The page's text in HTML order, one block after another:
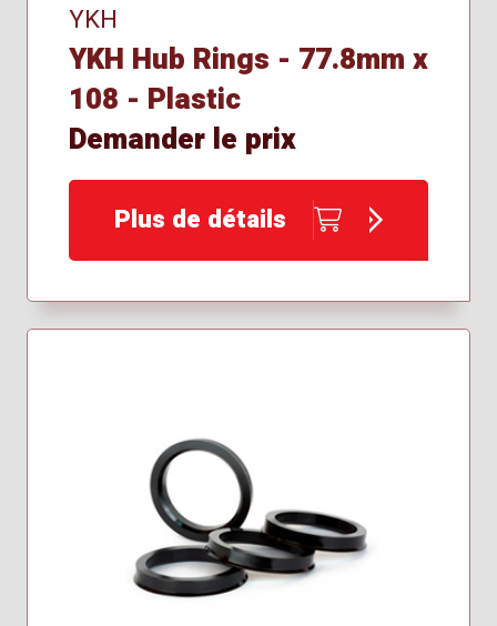
YKH
YKH Hub Rings - 77.8mm x
108 - Plastic
Demander le prix
Plus de détails